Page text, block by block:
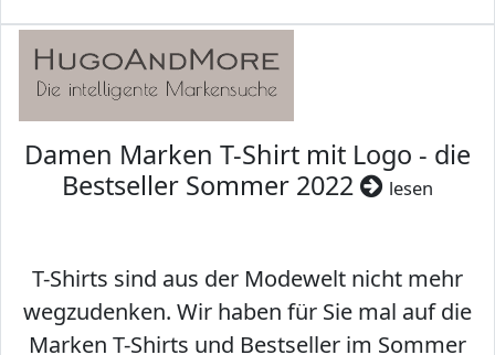
Damen Marken T-Shirt mit Logo - die
Bestseller Sommer 2022
lesen
T-Shirts sind aus der Modewelt nicht mehr
wegzudenken. Wir haben für Sie mal auf die
Marken T-Shirts und Bestseller im Sommer